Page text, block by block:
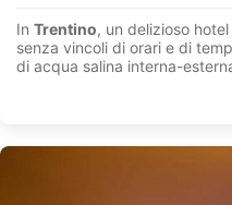
In Trentino, un delizioso
senza vincoli di orari e di
di acqua salina interna-